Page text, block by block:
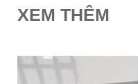
XEM THÊM